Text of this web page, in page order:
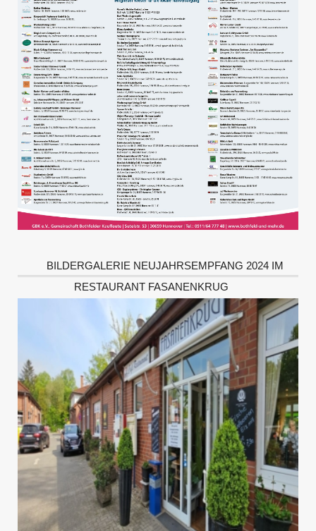
BILDERGALERIE NEUJAHRSEMPFANG 2024 IM
RESTAURANT FASANENKRUG